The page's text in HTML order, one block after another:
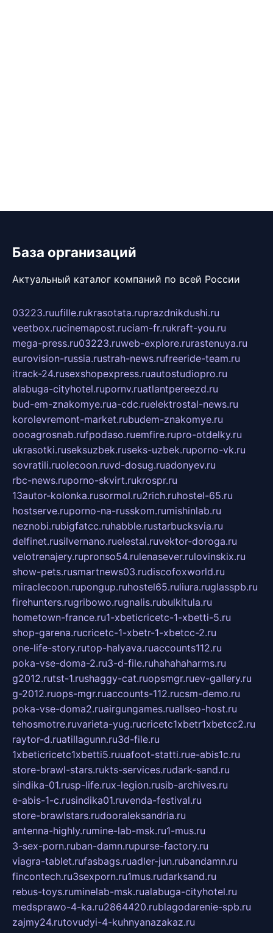
База организаций
Актуальный каталог компаний по всей России
03223.ruufille.rukrasotata.ruprazdnikdushi.ru
veetbox.rucinemapost.ruciam-fr.rukraft-you.ru
mega-press.ru03223.ruweb-explore.rurastenuya.ru
eurovision-russia.rustrah-news.rufreeride-team.ru
itrack-24.rusexshopexpress.ruautostudiopro.ru
alabuga-cityhotel.rupornv.ruatlantpereezd.ru
bud-em-znakomye.rua-cdc.ruelektrostal-news.ru
korolevremont-market.rubudem-znakomye.ru
oooagrosnab.rufpodaso.ruemfire.rupro-otdelky.ru
ukrasotki.ruseksuzbek.ruseks-uzbek.ruporno-vk.ru
sovratili.ruolecoon.ruvd-dosug.ruadonyev.ru
rbc-news.ruporno-skvirt.rukrospr.ru
13autor-kolonka.rusormol.ru2rich.ruhostel-65.ru
hostserve.ruporno-na-russkom.rumishinlab.ru
neznobi.rubigfatcc.ruhabble.rustarbucksvia.ru
delfinet.rusilvernano.ruelestal.ruvektor-doroga.ru
velotrenajery.rupronso54.rulenasever.rulovinskix.ru
show-pets.rusmartnews03.rudiscofoxworld.ru
miraclecoon.rupongup.ruhostel65.ruliura.ruglasspb.ru
firehunters.rugribowo.rugnalis.rubulkitula.ru
hometown-france.ru1-xbeticricetc-1-xbetti-5.ru
shop-garena.rucricetc-1-xbetr-1-xbetcc-2.ru
one-life-story.rutop-halyava.ruaccounts112.ru
poka-vse-doma-2.ru3-d-file.ruhahahaharms.ru
g2012.rutst-1.rushaggy-cat.ruopsmgr.ruev-gallery.ru
g-2012.ruops-mgr.ruaccounts-112.rucsm-demo.ru
poka-vse-doma2.ruairgungames.ruallseo-host.ru
tehosmotre.ruvarieta-yug.rucricetc1xbetr1xbetcc2.ru
raytor-d.ruatillagunn.ru3d-file.ru
1xbeticricetc1xbetti5.ruuafoot-statti.rue-abis1c.ru
store-brawl-stars.rukts-services.rudark-sand.ru
sindika-01.rusp-life.rux-legion.rusib-archives.ru
e-abis-1-c.rusindika01.ruvenda-festival.ru
store-brawlstars.rudooraleksandria.ru
antenna-highly.rumine-lab-msk.ru1-mus.ru
3-sex-porn.ruban-damn.rupurse-factory.ru
viagra-tablet.rufasbags.ruadler-jun.rubandamn.ru
fincontech.ru3sexporn.ru1mus.rudarksand.ru
rebus-toys.ruminelab-msk.rualabuga-cityhotel.ru
medsprawo-4-ka.ru2864420.rublagodarenie-spb.ru
zajmy24.rutovudyi-4-kuhnyanazakaz.ru